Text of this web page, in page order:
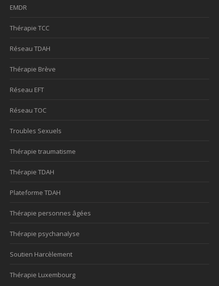
EMDR
Thérapie TCC
Réseau TDAH
Thérapie Brève
Réseau EFT
Réseau TOC
Troubles Sexuels
Thérapie traumatisme
Thérapie TDAH
Plateforme TDAH
Thérapie personnes âgées
Thérapie psychanalyse
Soutien Harcèlement
Thérapie Luxembourg